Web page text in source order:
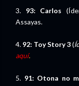
3. 93: Carlos
Assayas.
4. 92: Toy Story 3(
aquí.
5. 91: Otona no